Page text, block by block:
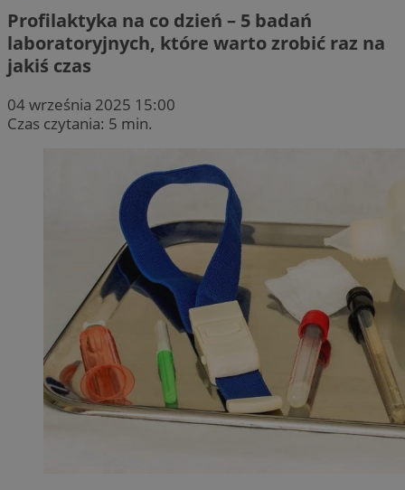
Profilaktyka na co dzień – 5 badań
laboratoryjnych, które warto zrobić raz na
jakiś czas
04 września 2025 15:00
Czas czytania: 5 min.